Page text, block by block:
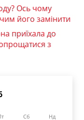
Ось чому
його замінити
приїхала до
з
Сб Нд